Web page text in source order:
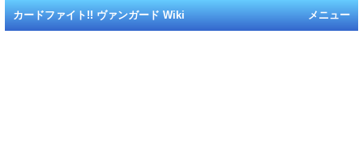
メニュー
カードファイト!! ヴァンガード Wiki